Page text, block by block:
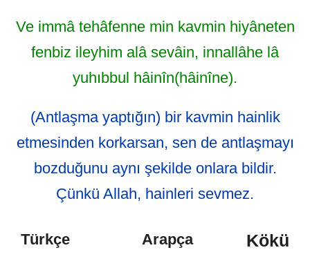
Ve immâ tehâfenne min kavmin hiyâneten
fenbiz ileyhim alâ sevâin, innallâhe lâ
yuhıbbul hâinîn(hâinîne).
(Antlaşma yaptığın) bir kavmin hainlik
etmesinden korkarsan, sen de antlaşmayı
bozduğunu aynı şekilde onlara bildir.
Çünkü Allah, hainleri sevmez.
Türkçe Arapça Kökü